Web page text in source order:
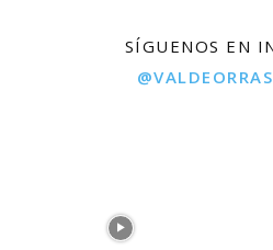
SÍGUENOS EN